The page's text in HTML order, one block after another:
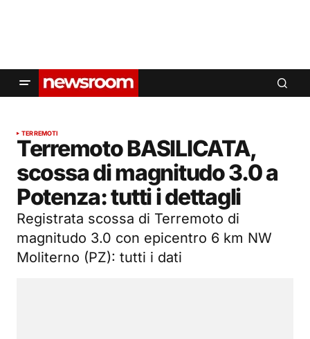
TERREMOTI
Terremoto BASILICATA,
scossa di magnitudo 3.0 a
Potenza: tutti i dettagli
Registrata scossa di Terremoto di
magnitudo 3.0 con epicentro 6 km NW
Moliterno (PZ): tutti i dati